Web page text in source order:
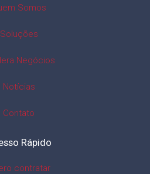
Somos
Soluções
Negócios
Notícias
Contato
Rápido
contratar